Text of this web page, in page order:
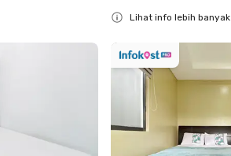
Lihat info lebih banyak